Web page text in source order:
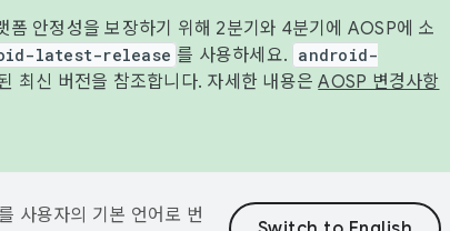
안정성을 보장하기 위해 2분기와 4분기에 AOSP에 소
latest-release 를 사용하세요. android-
최신 버전을 참조합니다. 자세한 내용은AOSP 변경사항
사용자의 기본 언어로 번